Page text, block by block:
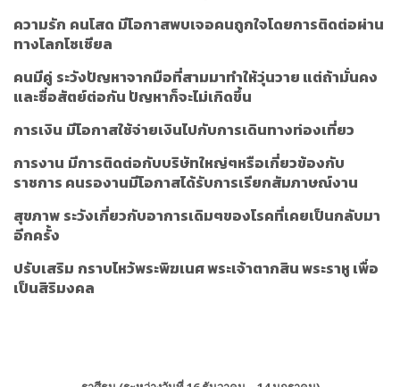
ความรัก คนโสด มีโอกาสพบเจอคนถูกใจโดยการติดต่อผ่าน
ทางโลกโซเชียล
คนมีคู่ ระวังปัญหาจากมือที่สามมาทำให้วุ่นวาย แต่ถ้ามั่นคง
และซื่อสัตย์ต่อกัน ปัญหาก็จะไม่เกิดขึ้น
การเงิน มีโอกาสใช้จ่ายเงินไปกับการเดินทางท่องเที่ยว
การงาน มีการติดต่อกับบริษัทใหญ่ๆหรือเกี่ยวข้องกับ
ราชการ คนรองานมีโอกาสได้รับการเรียกสัมภาษณ์งาน
สุขภาพ ระวังเกี่ยวกับอาการเดิมๆของโรคที่เคยเป็นกลับมา
อีกครั้ง
ปรับเสริม กราบไหว้พระพิฆเนศ พระเจ้าตากสิน พระราหู เพื่อ
เป็นสิริมงคล